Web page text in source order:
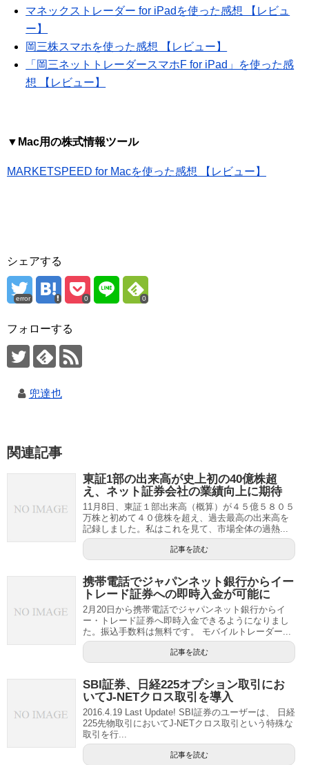
マネックストレーダー for iPadを使った感想 【レビュ
ー】
岡三株スマホを使った感想 【レビュー】
「岡三ネットトレーダースマホF for iPad」を使った感
想 【レビュー】
▼Mac用の株式情報ツール
MARKETSPEED for Macを使った感想 【レビュー】
シェアする
error 0 0
フォローする
兜達也
関連記事
東証1部の出来高が史上初の40億株超
え、ネット証券会社の業績向上に期待
11月8日、東証１部出来高（概算）が４５億５８０５
万株と初めて４０億株を超え、過去最高の出来高を
記録しました。私はこれを見て、市場全体の過熱...
記事を読む
携帯電話でジャパンネット銀行からイー
トレード証券への即時入金が可能に
2月20日から携帯電話でジャパンネット銀行からイ
ー・トレード証券へ即時入金できるようになりまし
た。振込手数料は無料です。 モバイルトレーダー...
記事を読む
SBI証券、日経225オプション取引にお
いてJ-NETクロス取引を導入
2016.4.19 Last Update! SBI証券のユーザーは、 日経
225先物取引においてJ-NETクロス取引という特殊な
取引を行...
記事を読む